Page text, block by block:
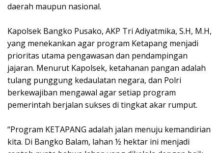
daerah maupun nasional.
Kapolsek Bangko Pusako, AKP Tri Adiyatmika, S.H, M.H,
yang menekankan agar program Ketapang menjadi
prioritas utama pengawasan dan pendampingan
jajaran. Menurut Kapolsek, ketahanan pangan adalah
tulang punggung kedaulatan negara, dan Polri
berkewajiban mengawal agar setiap program
pemerintah berjalan sukses di tingkat akar rumput.
“Program KETAPANG adalah jalan menuju kemandirian
kita. Di Bangko Balam, lahan ½ hektar ini menjadi